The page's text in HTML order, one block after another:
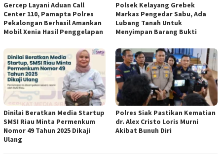
Gercep Layani Aduan Call
Center 110, Pamapta Polres
Pekalongan Berhasil Amankan
Mobil Xenia Hasil Penggelapan
Polsek Kelayang Grebek
Markas Pengedar Sabu, Ada
Lubang Tanah Untuk
Menyimpan Barang Bukti
Dinilai Beratkan Media Startup
SMSI Riau Minta Permenkum
Nomor 49 Tahun 2025 Dikaji
Ulang
Polres Siak Pastikan Kematian
dr. Alex Cristo Loris Murni
Akibat Bunuh Diri